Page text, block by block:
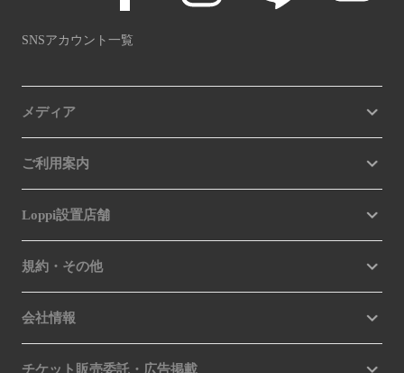
SNSアカウント一覧
メディア
ご利用案内
Loppi設置店舗
規約・その他
会社情報
チケット販売委託・広告掲載